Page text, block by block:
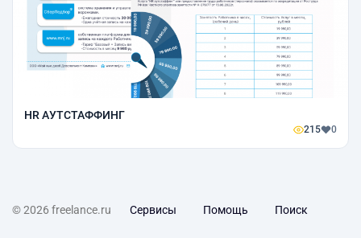
HR АУТСТАФФИНГ
215 0
© 2026 freelance.ru Сервисы Помощь Поиск